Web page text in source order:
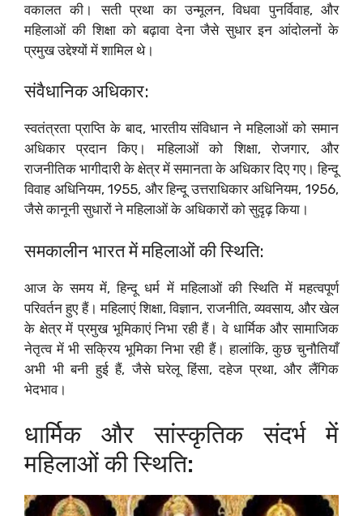
वकालत की। सती प्रथा का उन्मूलन, विधवा पुनर्विवाह, और
महिलाओं की शिक्षा को बढ़ावा देना जैसे सुधार इन आंदोलनों के
प्रमुख उद्देश्यों में शामिल थे।
संवैधानिक अधिकार:
स्वतंत्रता प्राप्ति के बाद, भारतीय संविधान ने महिलाओं को समान
अधिकार प्रदान किए। महिलाओं को शिक्षा, रोजगार, और
राजनीतिक भागीदारी के क्षेत्र में समानता के अधिकार दिए गए। हिन्दू
विवाह अधिनियम, 1955, और हिन्दू उत्तराधिकार अधिनियम, 1956,
जैसे कानूनी सुधारों ने महिलाओं के अधिकारों को सुदृढ़ किया।
समकालीन भारत में महिलाओं की स्थिति:
आज के समय में, हिन्दू धर्म में महिलाओं की स्थिति में महत्वपूर्ण
परिवर्तन हुए हैं। महिलाएं शिक्षा, विज्ञान, राजनीति, व्यवसाय, और खेल
के क्षेत्र में प्रमुख भूमिकाएं निभा रही हैं। वे धार्मिक और सामाजिक
नेतृत्व में भी सक्रिय भूमिका निभा रही हैं। हालांकि, कुछ चुनौतियाँ
अभी भी बनी हुई हैं, जैसे घरेलू हिंसा, दहेज प्रथा, और लैंगिक
भेदभाव।
धार्मिक और सांस्कृतिक संदर्भ में
महिलाओं की स्थिति: